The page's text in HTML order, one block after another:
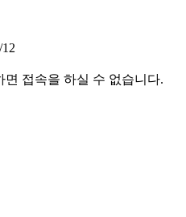
접속을 하실 수 없습니다.